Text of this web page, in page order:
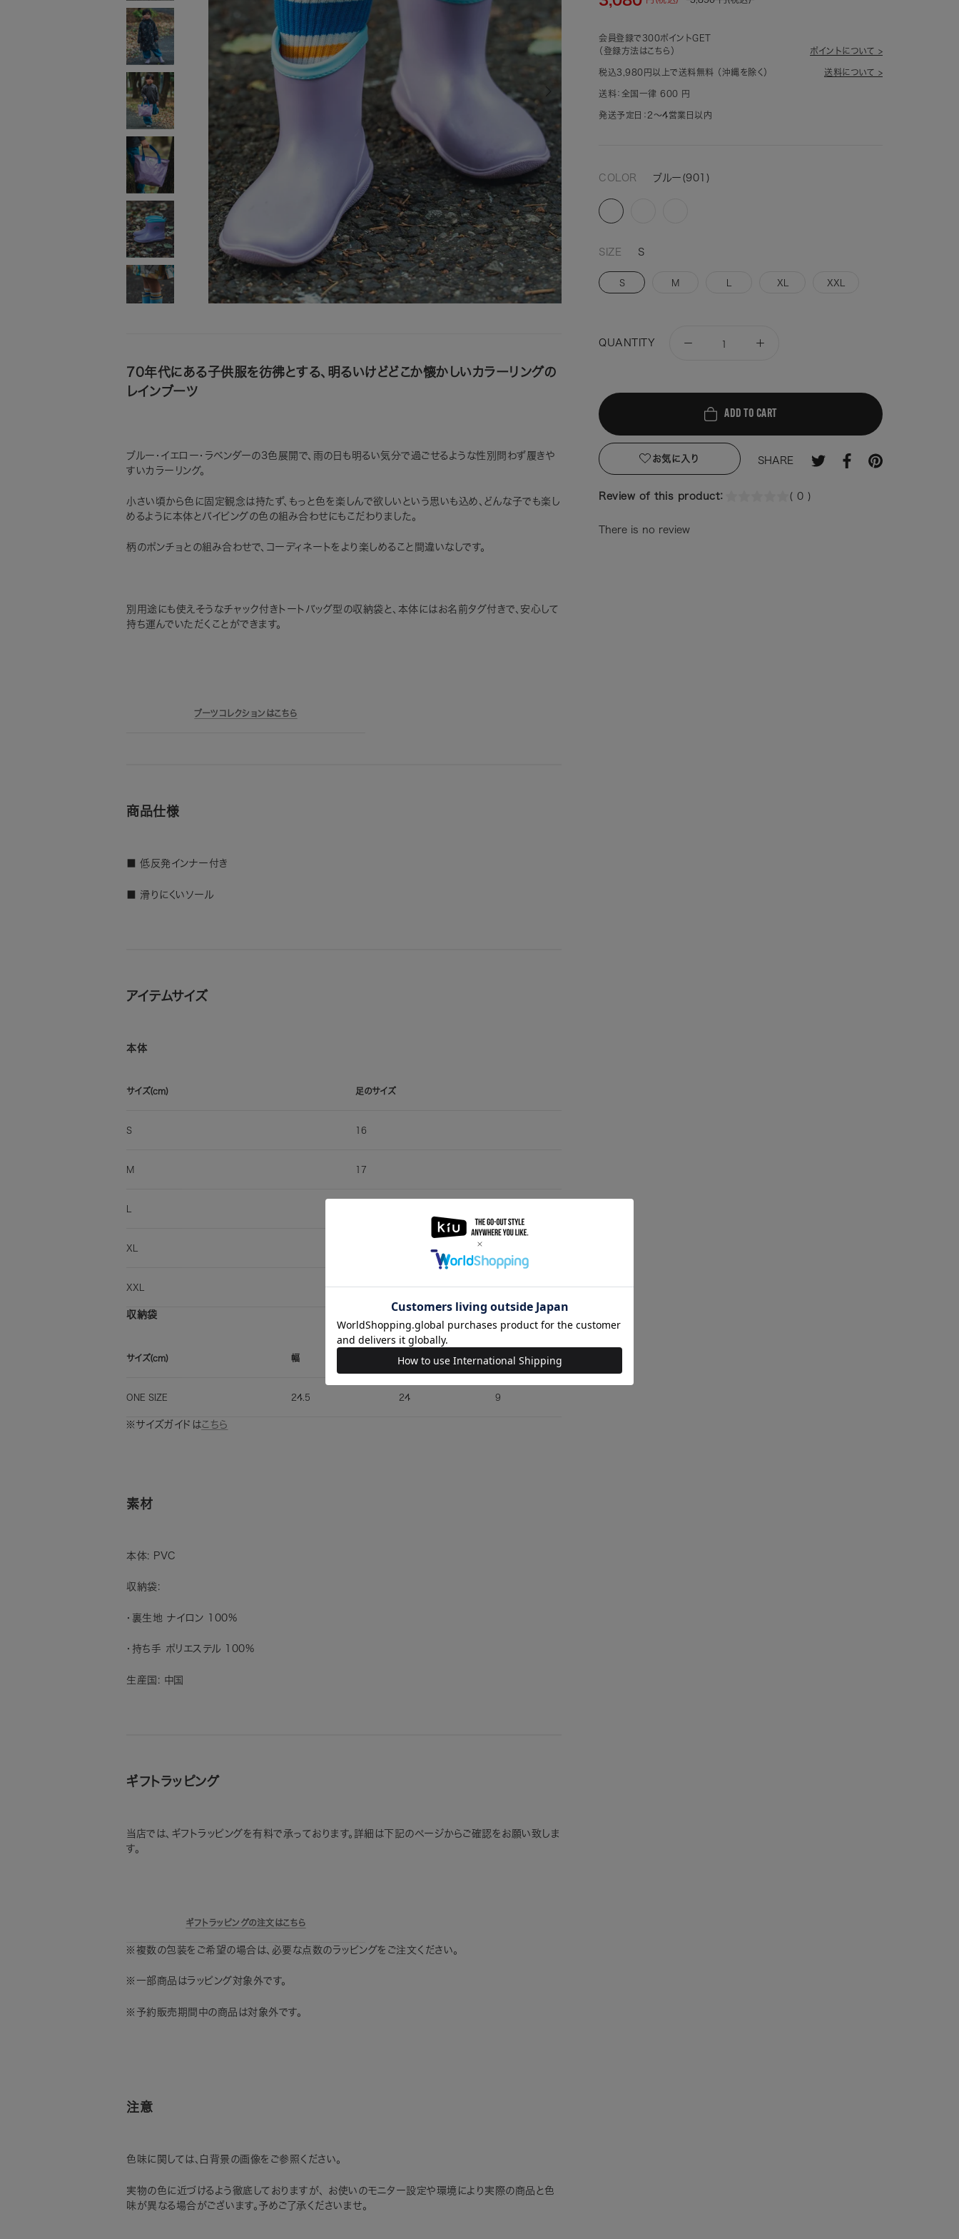
会員登録で300ポイントGET
（登録方法はこちら）
ポイントについて >
税込3,980円以上で送料無料 （沖縄を除く） 送料について >
送料：全国一律 600 円
発送予定日：2～4営業日以内
COLOR ブルー(901)
ル
(901)
ー
(938)
SIZE S
S M XL XXL
QUANTITY
ADD TO CART
お気に入り SHARE
Review of this product： ( 0 )
There is no review
70年代にある子供服を彷彿とする、明るいけどどこか懐かしいカラーリングの
レインブーツ
ブルー・イエロー・ラベンダーの3色展開で、雨の日も明るい気分で過ごせるような性別問わず履きや
すいカラーリング。
小さい頃から色に固定観念は持たず、もっと色を楽しんで欲しいという思いも込め、どんな子でも楽し
めるように本体とパイピングの色の組み合わせにもこだわりました。
柄のポンチョとの組み合わせで、コーディネートをより楽しめること間違いなしです。
別用途にも使えそうなチャック付きトートバッグ型の収納袋と、本体にはお名前タグ付きで、安心して
持ち運んでいただくことができます。
ブーツコレクションはこちら
商品仕様
■ 低反発インナー付き
■ 滑りにくいソール
アイテムサイズ
本体
サイズ(cm) 足のサイズ
S 16
M 17
XL
XXL 20
収納袋
サイズ(cm) 幅 高さ マチ
ONE SIZE 24.5 24 9
※サイズガイドはこちら
素材
本体: PVC
収納袋:
・裏生地 ナイロン 100%
・持ち手 ポリエステル 100%
生産国: 中国
ギフトラッピング
当店では、ギフトラッピングを有料で承っております。詳細は下記のページからご確認をお願い致しま
す。
ギフトラッピングの注文はこちら
※複数の包装をご希望の場合は、必要な点数のラッピングをご注文ください。
※一部商品はラッピング対象外です。
※予約販売期間中の商品は対象外です。
注意
色味に関しては、白背景の画像をご参照ください。
実物の色に近づけるよう徹底しておりますが、 お使いのモニター設定や環境により実際の商品と色
味が異なる場合がございます。予めご了承くださいませ。